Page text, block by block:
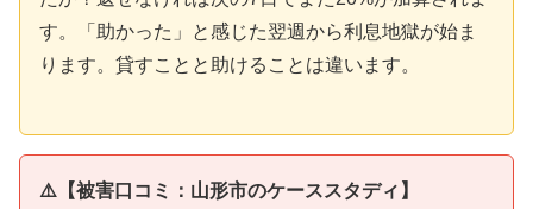
す。「助かった」と感じた翌週から利息地獄が始ま
ります。貸すことと助けることは違います。
⚠️【被害口コミ：山形市のケーススタディ】